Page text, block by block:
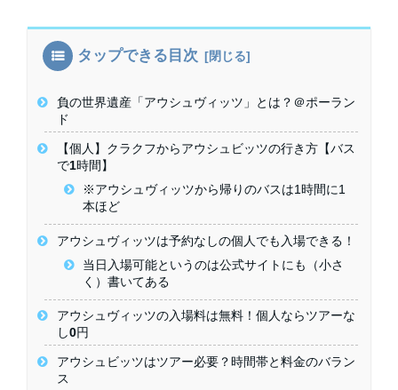
タップできる目次
負の世界遺産「アウシュヴィッツ」とは？＠ポーラン
ド
【個人】クラクフからアウシュビッツの行き方【バス
で1時間】
※アウシュヴィッツから帰りのバスは1時間に1
本ほど
アウシュヴィッツは予約なしの個人でも入場できる！
当日入場可能というのは公式サイトにも（小さ
く）書いてある
アウシュヴィッツの入場料は無料！個人ならツアーな
し0円
アウシュビッツはツアー必要？時間帯と料金のバラン
ス